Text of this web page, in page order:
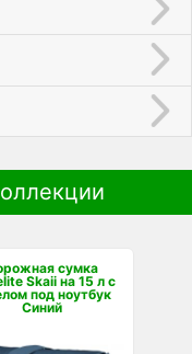
сумка
Skaii на 15 л с
под ноутбук
Синий